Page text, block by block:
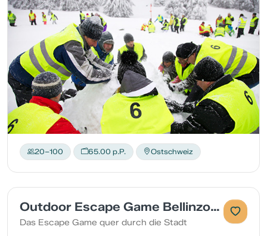
20–100 65.00 p.P. Ostschweiz
Outdoor Escape Game Bellinzona
Das Escape Game quer durch die Stadt